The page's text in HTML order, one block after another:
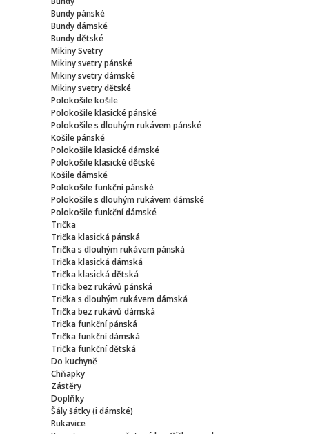
Bundy pánské
Bundy dámské
Bundy dětské
Mikiny Svetry
Mikiny svetry pánské
Mikiny svetry dámské
Mikiny svetry dětské
Polokošile košile
Polokošile klasické pánské
Polokošile s dlouhým rukávem pánské
Košile pánské
Polokošile klasické dámské
Polokošile klasické dětské
Košile dámské
Polokošile funkční pánské
Polokošile s dlouhým rukávem dámské
Polokošile funkční dámské
Trička
Trička klasická pánská
Trička s dlouhým rukávem pánská
Trička klasická dámská
Trička klasická dětská
Trička bez rukávů pánská
Trička s dlouhým rukávem dámská
Trička bez rukávů dámská
Trička funkční pánská
Trička funkční dámská
Trička funkční dětská
Do kuchyně
Chňapky
Zástěry
Doplňky
Šály šátky (i dámské)
Rukavice